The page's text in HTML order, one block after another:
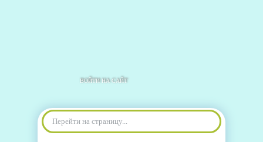
ВОЙТИ НА САЙТ
Перейти на страницу...